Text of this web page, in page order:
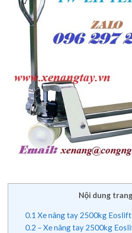
Nội dung
0.1 Xe nâng tay 2500kg
0.2 – Xe nâng tay 2500kg